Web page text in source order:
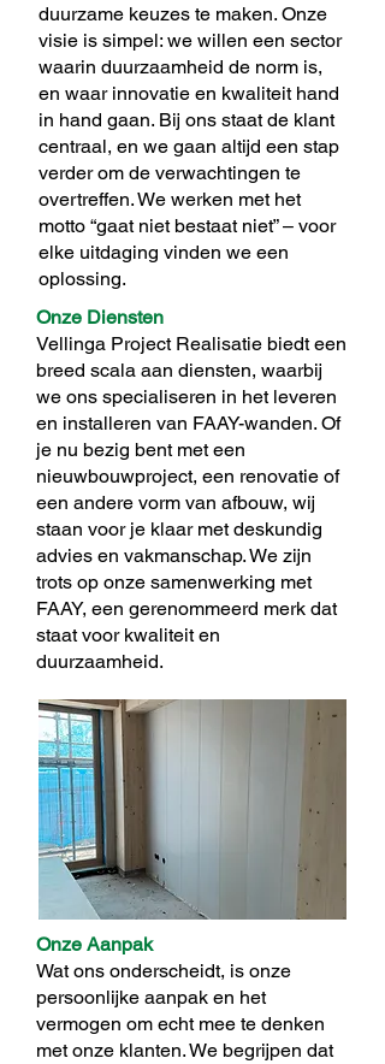
duurzame keuzes te maken. Onze
visie is simpel: we willen een sector
waarin duurzaamheid de norm is,
en waar innovatie en kwaliteit hand
in hand gaan. Bij ons staat de klant
centraal, en we gaan altijd een stap
verder om de verwachtingen te
overtreffen. We werken met het
motto “gaat niet bestaat niet” – voor
elke uitdaging vinden we een
oplossing.
Onze Diensten​
Vellinga Project Realisatie biedt een
breed scala aan diensten, waarbij
we ons specialiseren in het leveren
en installeren van FAAY-wanden. Of
je nu bezig bent met een
nieuwbouwproject, een renovatie of
een andere vorm van afbouw, wij
staan voor je klaar met deskundig
advies en vakmanschap. We zijn
trots op onze samenwerking met
FAAY, een gerenommeerd merk dat
staat voor kwaliteit en
duurzaamheid.
Onze Aanpak
Wat ons onderscheidt, is onze
persoonlijke aanpak en het
vermogen om echt mee te denken
met onze klanten. We begrijpen dat